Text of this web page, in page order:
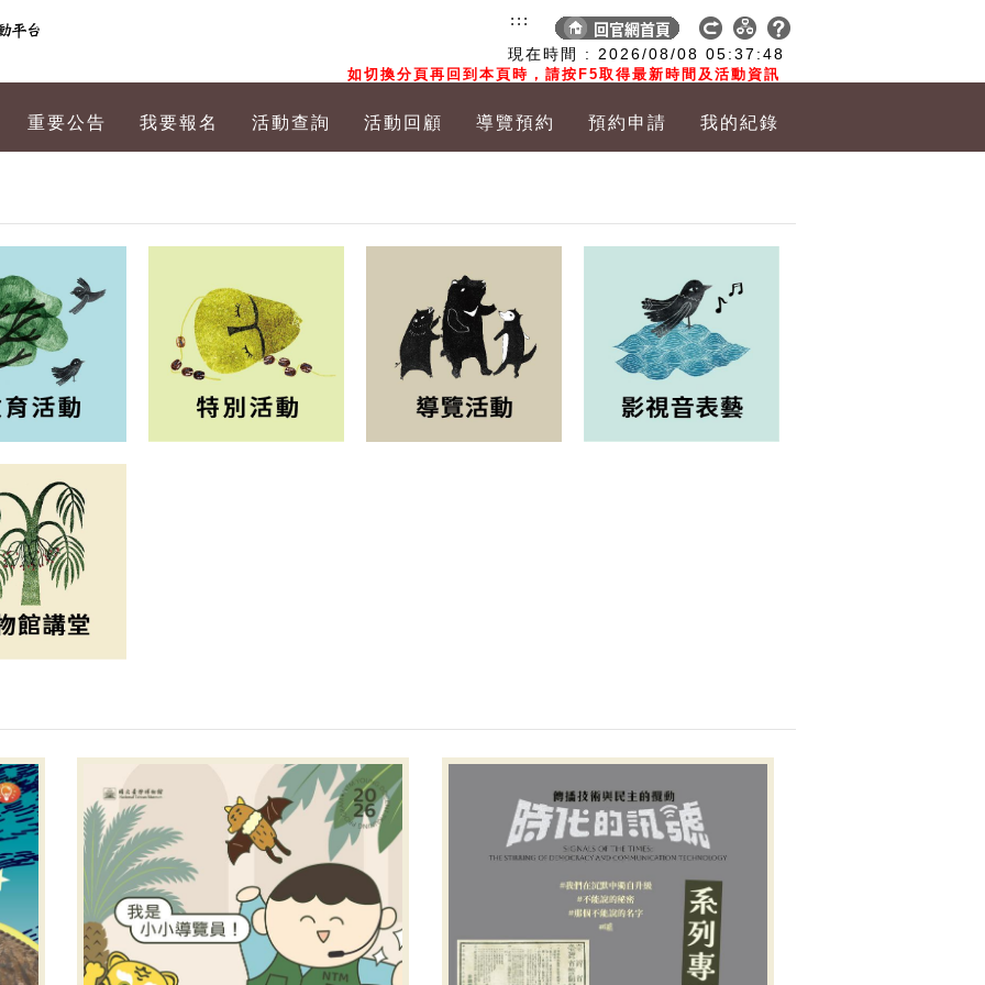
現在時間 : 2026/08/08 05:37:49
如切換分頁再回到本頁時，請按F5取得最新時間及活動資訊
:::
重要公告 我要報名 活動查詢 活動回顧 導覽預約 預約申請 我的紀錄